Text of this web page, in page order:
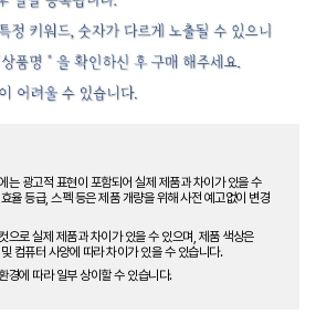
는 광고적 표현이 포함되어 실제 제품과 차이가 있을 수
율 등급, 스펙 등은 제품 개량을 위해 사전 예고없이 변경
으로 실제 제품과 차이가 있을 수 있으며, 제품 색상은
컴퓨터 사양에 따라 차이가 있을 수 있습니다.
경에 따라 일부 상이할 수 있습니다.